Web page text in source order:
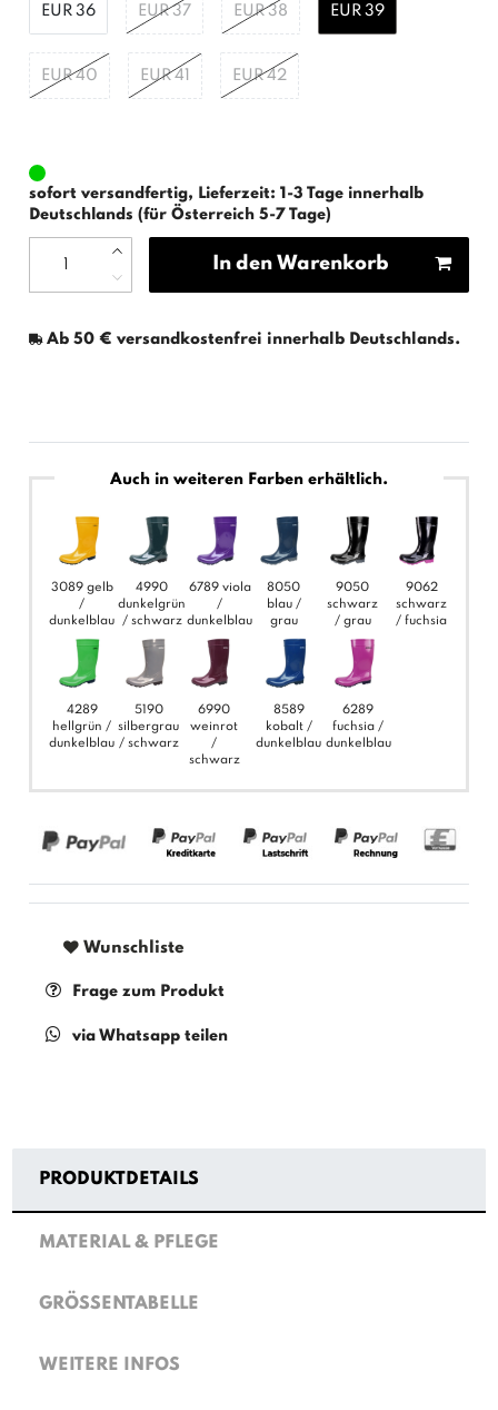
EUR 36 EUR 37 EUR 38 EUR 39
EUR 40 EUR 41 EUR 42
sofort versandfertig, Lieferzeit: 1-3 Tage innerhalb
Deutschlands (für Österreich 5-7 Tage)
In den Warenkorb
Ab 50 € versandkostenfrei innerhalb Deutschlands.
Auch in weiteren Farben erhältlich.
3089 gelb
/
dunkelblau
4289
hellgrün /
dunkelblau
4990
dunkelgrün
/ schwarz
5190
silbergrau
/ schwarz
6789 viola
/
dunkelblau
6990
weinrot
/
schwarz
8050
blau /
grau
8589
kobalt /
dunkelblau
9050
schwarz
/ grau
6289
fuchsia /
dunkelblau
9062
schwarz
/ fuchsia
Wunschliste
Frage zum Produkt
via Whatsapp teilen
PRODUKTDETAILS
MATERIAL & PFLEGE
GRÖSSENTABELLE
WEITERE INFOS